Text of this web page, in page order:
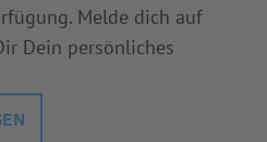
Melde dich auf
Dein persönliches